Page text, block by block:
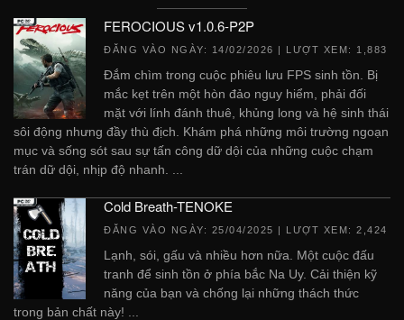
FEROCIOUS v1.0.6-P2P
ĐĂNG VÀO NGÀY: 14/02/2026 | LƯỢT XEM: 1,883
Đắm chìm trong cuộc phiêu lưu FPS sinh tồn. Bị
mắc kẹt trên một hòn đảo nguy hiểm, phải đối
mặt với lính đánh thuê, khủng long và hệ sinh thái
sôi động nhưng đầy thù địch. Khám phá những môi trường ngoạn
mục và sống sót sau sự tấn công dữ dội của những cuộc chạm
trán dữ dội, nhịp độ nhanh. ...
Cold Breath-TENOKE
ĐĂNG VÀO NGÀY: 25/04/2025 | LƯỢT XEM: 2,424
Lạnh, sói, gấu và nhiều hơn nữa. Một cuộc đấu
tranh để sinh tồn ở phía bắc Na Uy. Cải thiện kỹ
năng của bạn và chống lại những thách thức
trong bản chất này! ...